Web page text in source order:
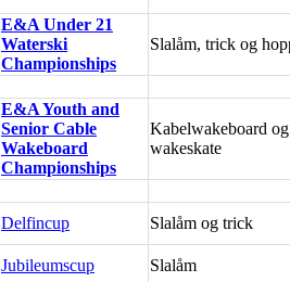
E&A Under 21
Waterski
Championships
Slalåm, trick og
E&A Youth and
Senior Cable
Wakeboard
Championships
Kabelwakeboard
wakeskate
Delfincup Slalåm og trick
Jubileumscup Slalåm